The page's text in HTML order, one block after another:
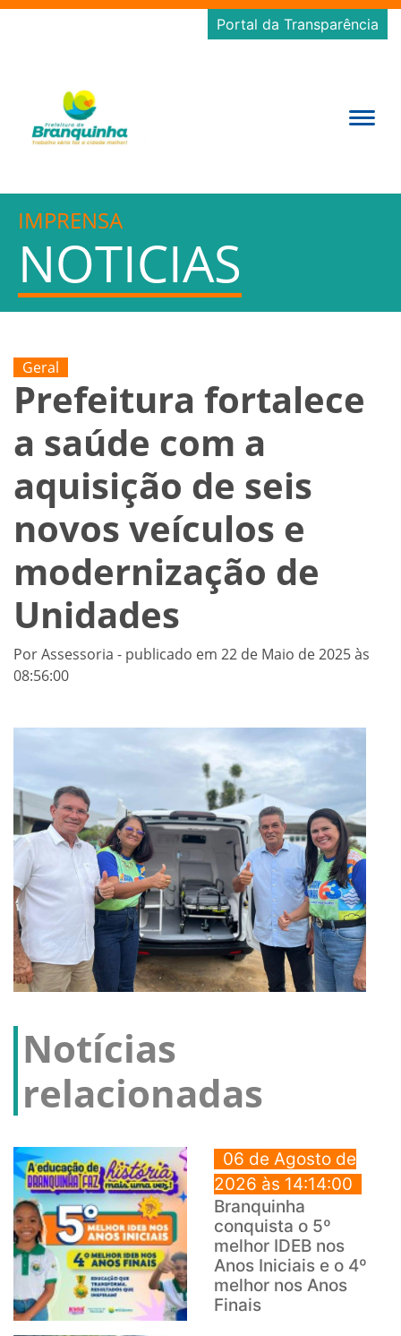
Portal da Transparência
IMPRENSA
NOTICIAS
Geral
Prefeitura fortalece
a saúde com a
aquisição de seis
novos veículos e
modernização de
Unidades
Por Assessoria - publicado em 22 de Maio de 2025 às
08:56:00
Notícias
relacionadas
06 de Agosto de
2026 às 14:14:00
Branquinha
conquista o 5º
melhor IDEB nos
Anos Iniciais e o 4º
melhor nos Anos
Finais